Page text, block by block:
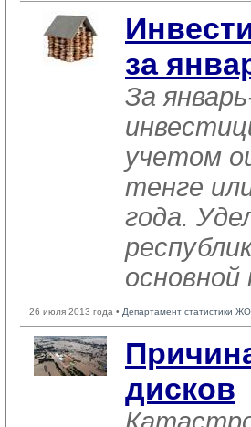
за
За
учетом
тенге
года.
26 июля 2013 года • Департамент статистики ЖО
дисков